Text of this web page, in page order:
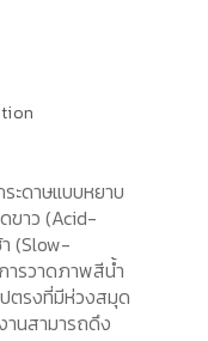
ดาษแบบหยาบ
ขาว (Acid-
(Slow-
ารวาดภาพสีน้ำ
ตรงที่มีห่วงสมุด
านสามารถดึง